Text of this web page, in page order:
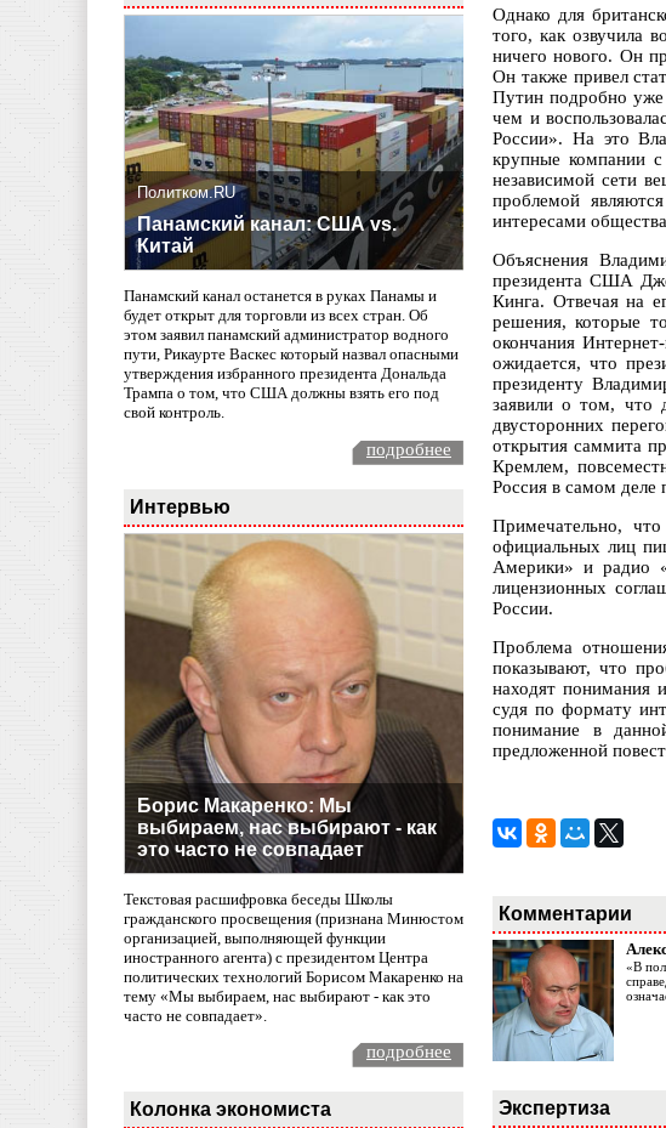
Политком.RU
Панамский канал: США vs.
Китай
Панамский канал останется в руках Панамы и
будет открыт для торговли из всех стран. Об
этом заявил панамский администратор водного
пути, Рикаурте Васкес который назвал опасными
утверждения избранного президента Дональда
Трампа о том, что США должны взять его под
свой контроль.
подробнее
Интервью
Борис Макаренко: Мы
выбираем, нас выбирают - как
это часто не совпадает
Текстовая расшифровка беседы Школы
гражданского просвещения (признана Минюстом
организацией, выполняющей функции
иностранного агента) с президентом Центра
политических технологий Борисом Макаренко на
тему «Мы выбираем, нас выбирают - как это
часто не совпадает».
подробнее
Колонка экономиста
Однако для
того, как озвучила
ничего нового. Он
Он также привел
Путин подробно уже
чем и
России». На это
крупные компании
независимой сети
проблемой
интересами
Объяснения
президента США
Кинга. Отвечая на
решения, которые
окончания
ожидается, что
президенту
заявили о том, что
двусторонних
открытия саммита
Кремлем,
Россия в самом деле
Примечательно,
официальных лиц
Америки» и радио
лицензионных
России.
Проблема
показывают, что
находят понимания
судя по формату
понимание в
предложенной
Комментарии
«В
Экспертиза